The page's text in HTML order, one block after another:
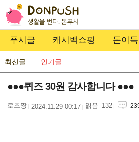
푸시글 캐시백쇼핑 돈이득
최신글 인기글
●●●퀴즈 30원 감사합니다 ●●●
로즈짱 2024.11.29 00:17 132